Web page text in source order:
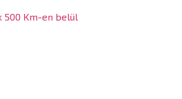
500 Km-en belül